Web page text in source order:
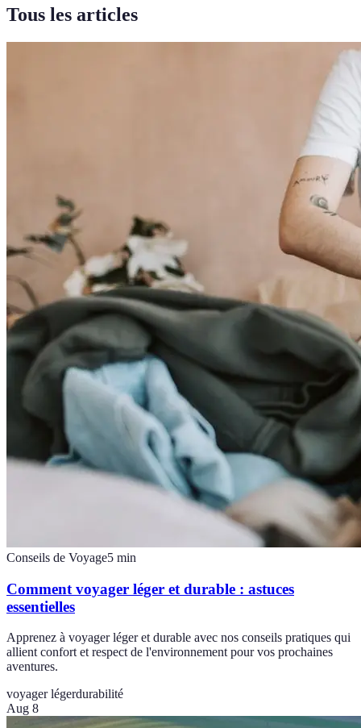
Tous les articles
Conseils de Voyage5 min
Comment voyager léger et durable : astuces
essentielles
Apprenez à voyager léger et durable avec nos conseils pratiques qui
allient confort et respect de l'environnement pour vos prochaines
aventures.
voyager légerdurabilité
Aug 8